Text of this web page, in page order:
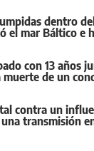
dentro
el mar Báltico e
con 13 años
de un
contra un
transmisión